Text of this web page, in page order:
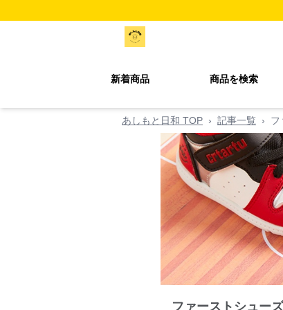
新着商品 商品を検索
あしもと日和 TOP › 記事一覧 › フ
ファーストシュー